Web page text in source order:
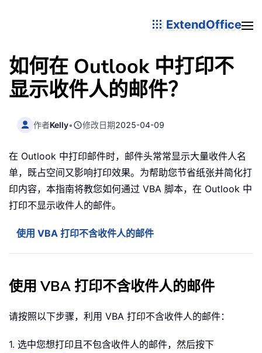
ExtendOffice
如何在 Outlook 中打印不
显示收件人的邮件？
作者Kelly• 修改日期2025-04-09
在 Outlook 中打印邮件时，邮件头常常显示大量收件人名
单，既占空间又影响打印效果。为帮助您节省纸张并简化打
印内容，本指南将教您如何通过 VBA 脚本，在 Outlook 中
打印不显示收件人的邮件。
使用 VBA 打印不含收件人的邮件
使用 VBA 打印不含收件人的邮件
请按照以下步骤，利用 VBA 打印不含收件人的邮件：
1. 选中您想打印且不包含收件人的邮件，然后按下